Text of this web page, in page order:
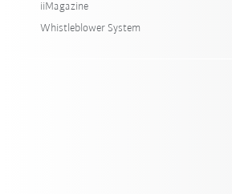
iiMagazine
Whistleblower System